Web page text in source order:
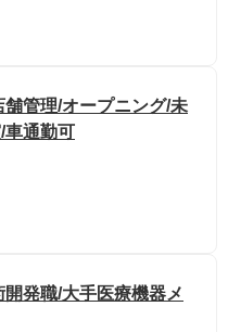
管理/オープニング/未
車通勤可
発職/大手医療機器メ